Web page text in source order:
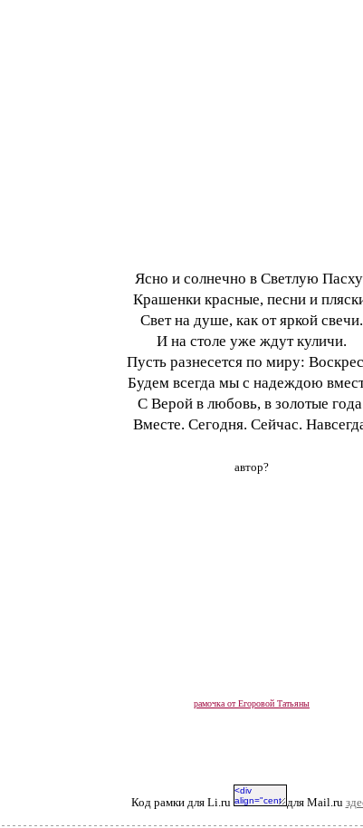
Ясно и солнечно в Светлую
Крашенки красные, песни и
Свет на душе, как от яркой свечи.
И на столе уже ждут куличи.
Пусть разнесется по миру:
Будем всегда мы с надеждою
С Верой в любовь, в золотые
Вместе. Сегодня. Сейчас.
автор?
рамочка от Егоровой Татьяны
Код рамки для Li.ru для Mail.ru